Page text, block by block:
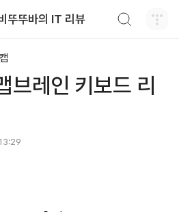
뚜뚜바의 IT 리뷰
브레인 키보드 리